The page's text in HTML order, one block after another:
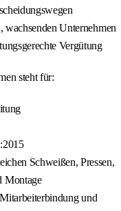
wachsenden Unternehmen
Vergütung
steht für:
Schweißen, Pressen,
Montage
und